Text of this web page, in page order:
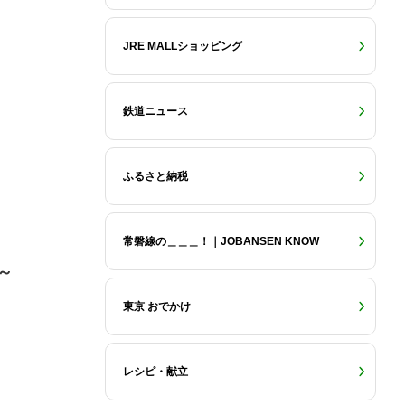
JRE MALLショッピング
鉄道ニュース
ふるさと納税
常磐線の＿＿＿！｜JOBANSEN KNOW
東京 おでかけ
レシピ・献立